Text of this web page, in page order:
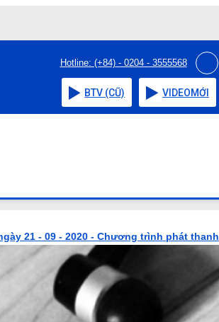
Hotline: (+84) - 0204 - 3555568
BTV (CŨ) VIDEOMỚI
21 - 09 - 2020 - Chương trình phát thanh